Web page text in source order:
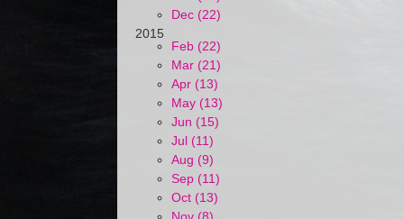
Dec (22)
2015
Feb (22)
Mar (21)
Apr (13)
May (13)
Jun (15)
Jul (11)
Aug (9)
Sep (11)
Oct (13)
Nov (8)